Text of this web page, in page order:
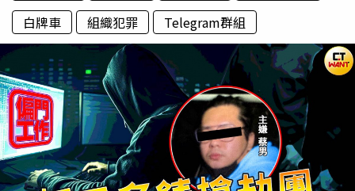
白牌車
組織犯罪 Telegram群組